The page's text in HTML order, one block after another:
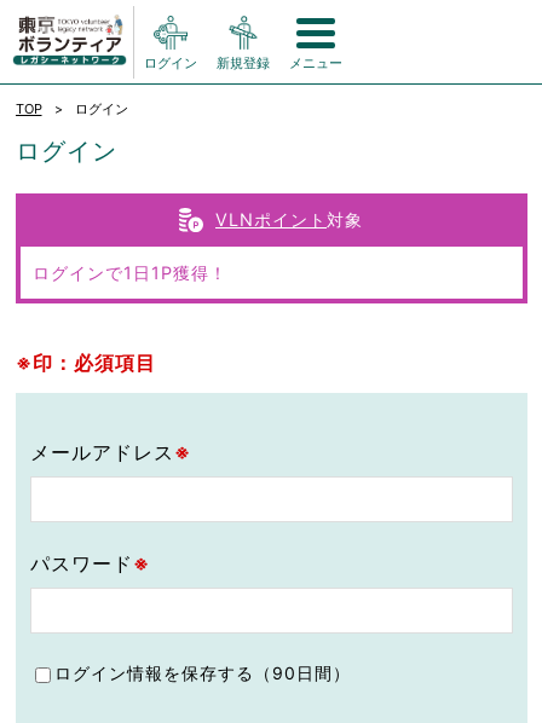
ログイン 新規登録 メニュー
TOP ログイン
ログイン
VLNポイント 対象
ログインで1日1P獲得！
※印：必須項目
メールアドレス ※
パスワード ※
ログイン情報を保存する（90日間）